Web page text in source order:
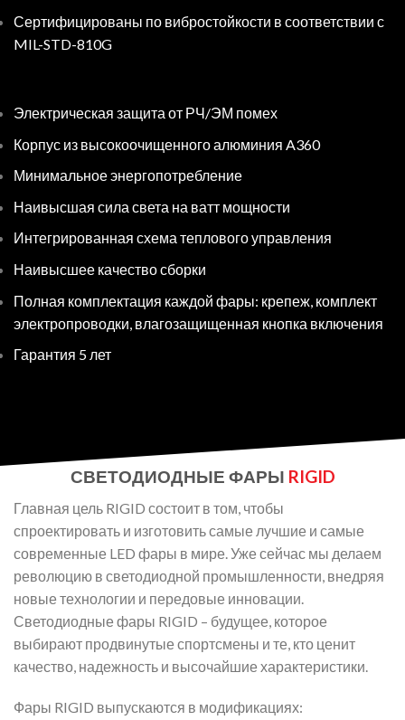
Сертифицированы по вибростойкости в соответствии с
MIL-STD-810G
Электрическая защита от РЧ/ЭМ помех
Корпус из высокоочищенного алюминия A360
Минимальное энергопотребление
Наивысшая сила света на ватт мощности
Интегрированная схема теплового управления
Наивысшее качество сборки
Полная комплектация каждой фары: крепеж, комплект
электропроводки, влагозащищенная кнопка включения
Гарантия 5 лет
СВЕТОДИОДНЫЕ ФАРЫ RIGID
Главная цель RIGID состоит в том, чтобы
спроектировать и изготовить самые лучшие и самые
современные LED фары в мире. Уже сейчас мы делаем
революцию в светодиодной промышленности, внедряя
новые технологии и передовые инновации.
Светодиодные фары RIGID – будущее, которое
выбирают продвинутые спортсмены и те, кто ценит
качество, надежность и высочайшие характеристики.
Фары RIGID выпускаются в модификациях: